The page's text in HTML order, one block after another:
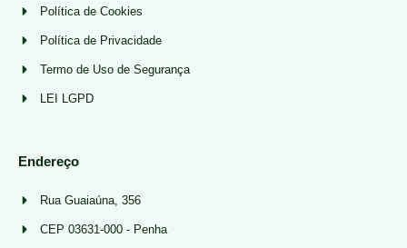
Política de Cookies
Política de Privacidade
Termo de Uso de Segurança
LEI LGPD
Endereço
Rua Guaiaúna, 356
CEP 03631-000 - Penha